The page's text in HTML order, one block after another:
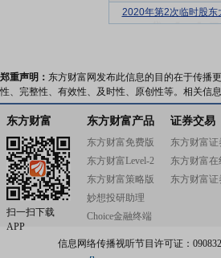
2020年第2次临时股东
郑重声明： 东方财富网发布此信息的目的在于传播
性、完整性、有效性、及时性、原创性等。相关信
东方财富
扫一扫下载
APP
东方财富产品
东方财富免费版
东方财富Level-2
东方财富策略版
妙想投研助理
Choice金融终端
证券交易
东方财富证
东方财富在
东方财富证
信息网络传播视听节目许可证：